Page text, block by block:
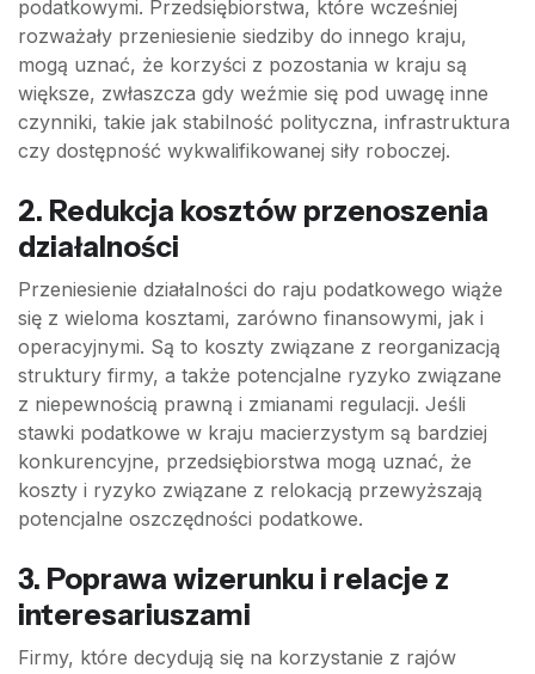
podatkowymi. Przedsiębiorstwa, które wcześniej
rozważały przeniesienie siedziby do innego kraju,
mogą uznać, że korzyści z pozostania w kraju są
większe, zwłaszcza gdy weźmie się pod uwagę inne
czynniki, takie jak stabilność polityczna, infrastruktura
czy dostępność wykwalifikowanej siły roboczej.
2. Redukcja kosztów przenoszenia
działalności
Przeniesienie działalności do raju podatkowego wiąże
się z wieloma kosztami, zarówno finansowymi, jak i
operacyjnymi. Są to koszty związane z reorganizacją
struktury firmy, a także potencjalne ryzyko związane
z niepewnością prawną i zmianami regulacji. Jeśli
stawki podatkowe w kraju macierzystym są bardziej
konkurencyjne, przedsiębiorstwa mogą uznać, że
koszty i ryzyko związane z relokacją przewyższają
potencjalne oszczędności podatkowe.
3. Poprawa wizerunku i relacje z
interesariuszami
Firmy, które decydują się na korzystanie z rajów